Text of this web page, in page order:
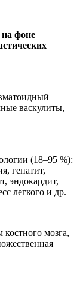
фоне
васкулиты,
(18–95 %):
гепатит,
эндокардит,
легкого и др.
мозга,